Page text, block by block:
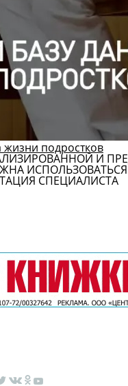
жизни подростков
И
СПЕЦИАЛИСТА